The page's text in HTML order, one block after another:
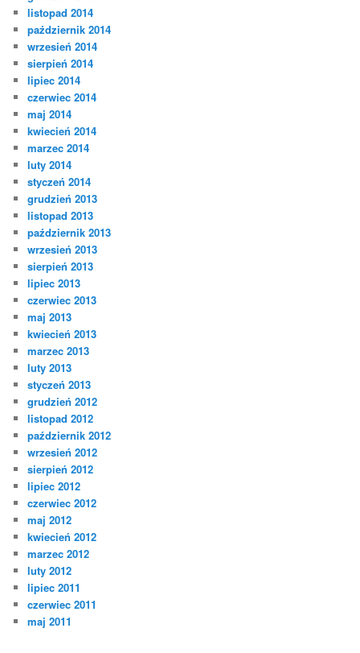
listopad 2014
październik 2014
wrzesień 2014
sierpień 2014
lipiec 2014
czerwiec 2014
maj 2014
kwiecień 2014
marzec 2014
luty 2014
styczeń 2014
grudzień 2013
listopad 2013
październik 2013
wrzesień 2013
sierpień 2013
lipiec 2013
czerwiec 2013
maj 2013
kwiecień 2013
marzec 2013
luty 2013
styczeń 2013
grudzień 2012
listopad 2012
październik 2012
wrzesień 2012
sierpień 2012
lipiec 2012
czerwiec 2012
maj 2012
kwiecień 2012
marzec 2012
luty 2012
lipiec 2011
czerwiec 2011
maj 2011